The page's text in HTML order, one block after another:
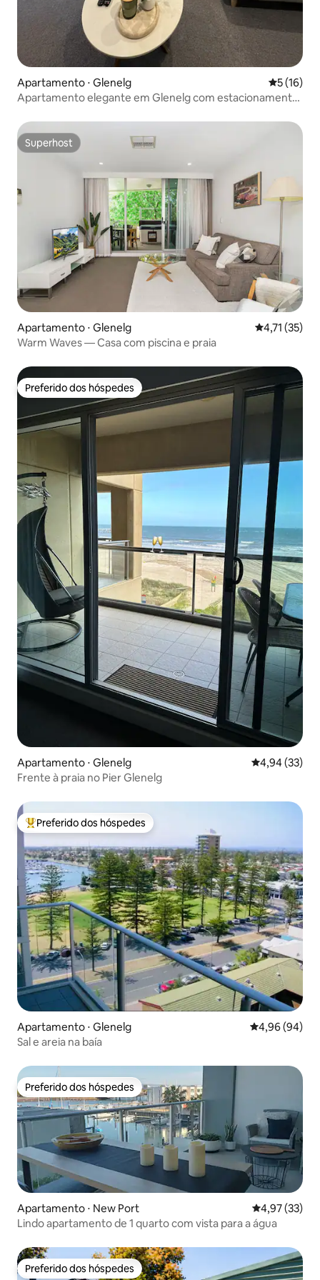
Apartamento ⋅ Glenelg 5 de uma
5 (16)
Apartamento elegante em Glenelg com estacionamento
Superhost
Superhost
Apartamento ⋅ Glenelg 4,71 de uma
4,71 (35)
Warm Waves — Casa com piscina e praia
Preferido dos hóspedes
Preferido dos hóspedes
Apartamento ⋅ Glenelg 4,94 de uma
4,94 (33)
Frente à praia no Pier Glenelg
Entre os melhores preferidos dos hóspedes
Preferido dos hóspedes
Apartamento ⋅ Glenelg 4,96 de uma
4,96 (94)
Sal e areia na baía
Preferido dos hóspedes
Preferido dos hóspedes
Apartamento ⋅ New Port 4,97 de uma
4,97 (33)
Lindo apartamento de 1 quarto com vista para a água
Preferido dos hóspedes
Preferido dos hóspedes